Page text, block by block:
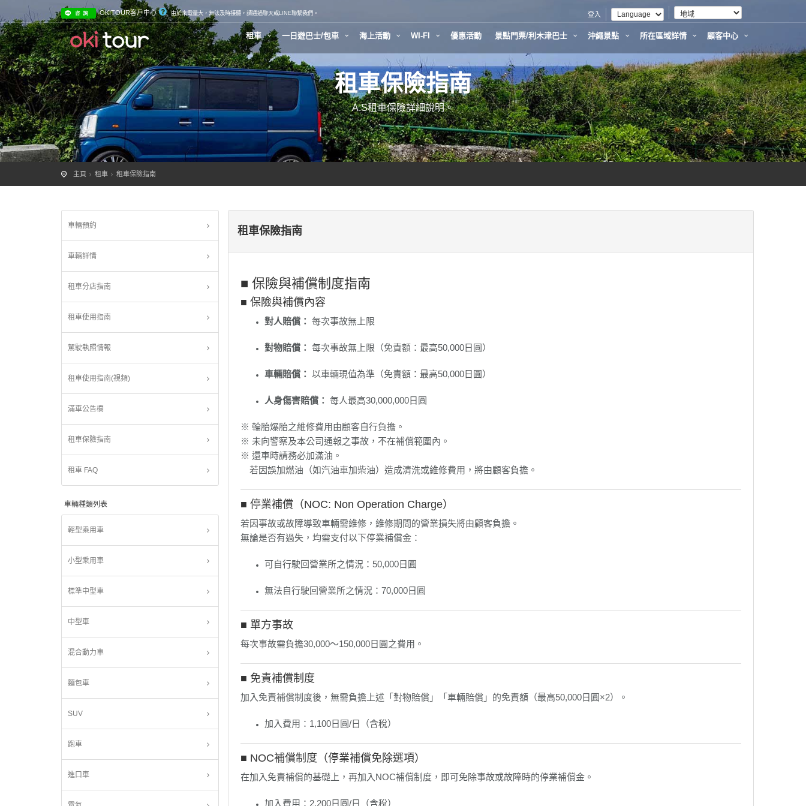
OKITOUR客戶中心 由於來電量大，無法及時接聽，請通過聊天或LINE聯繫我們。 登入
租車 一日遊巴士/包車 海上活動 WI-FI 優惠活動 景點門票/利木津巴士 沖繩景點 所在區域詳情 顧客中心
租車保險指南
A.S租車保險詳細說明。
主頁 租車 租車保險指南
車輛預約
車輛詳情
租車分店指南
租車使用指南
駕駛執照情報
租車使用指南(視頻)
滿車公告欄
租車保險指南
租車 FAQ
車輛種類列表
輕型乘用車
小型乘用車
標準中型車
中型車
混合動力車
麵包車
SUV
跑車
進口車
租車保險指南
■ 保險與補償制度指南
■ 保險與補償內容
對人賠償： 每次事故無上限
對物賠償： 每次事故無上限（免責額：最高50,000日圓）
車輛賠償： 以車輛現值為準（免責額：最高50,000日圓）
人身傷害賠償： 每人最高30,000,000日圓
※ 輪胎爆胎之維修費用由顧客自行負擔。
※ 未向警察及本公司通報之事故，不在補償範圍內。
※ 還車時請務必加滿油。
若因誤加燃油（如汽油車加柴油）造成清洗或維修費用，將由顧客負擔。
■ 停業補償（NOC: Non Operation Charge）
若因事故或故障導致車輛需維修，維修期間的營業損失將由顧客負擔。
無論是否有過失，均需支付以下停業補償金：
可自行駛回營業所之情況：50,000日圓
無法自行駛回營業所之情況：70,000日圓
■ 單方事故
每次事故需負擔30,000〜150,000日圓之費用。
■ 免責補償制度
加入免責補償制度後，無需負擔上述「對物賠償」「車輛賠償」的免責額（最高50,000日圓×2）。
加入費用：1,100日圓/日（含稅）
■ NOC補償制度（停業補償免除選項）
在加入免責補償的基礎上，再加入NOC補償制度，即可免除事故或故障時的停業補償金。
加入費用：2,200日圓/日（含稅）